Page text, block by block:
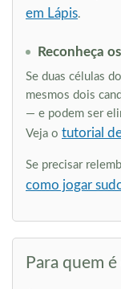
em Lápis.
Reconheça
Se duas células
mesmos dois
— e podem ser
Veja o tutorial
Se precisar
como jogar
Para quem